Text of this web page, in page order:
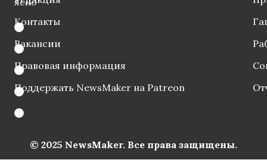
Контакты
Вакансии
Правовая информация
Поддержать NewsMaker на Patreon
© 2025 NewsMaker. Все права защищены.